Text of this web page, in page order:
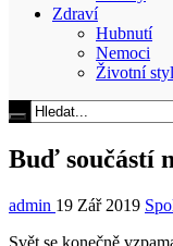
Zdraví
Hubnutí
Nemoci
Životní styl
Buď součástí
admin 19 Zář 2019